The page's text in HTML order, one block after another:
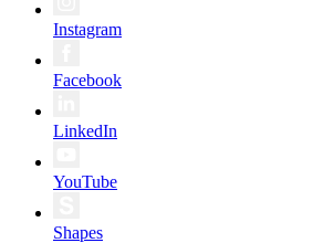
Instagram
Facebook
LinkedIn
YouTube
Shapes